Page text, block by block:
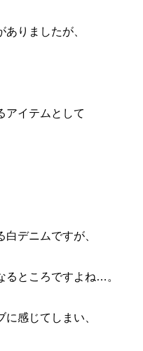
りましたが、
アイテムとして
デニムですが、
るところですよね…。
感じてしまい、